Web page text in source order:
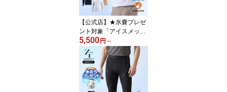
ZEROFIT 靴下 くつ下 ブ
ラック グレー ホワイト
【公式店】★氷嚢プレゼ
ント対象「アイスメッシ
ュ」返品交換可 ZEROFI
T ゼロフィット イオンス
ポーツ インナー スポー
ツウェア アンダーウェア
モックネック Vネック ノ
ースリーブ 長袖 ICE ME
5,500円 ～